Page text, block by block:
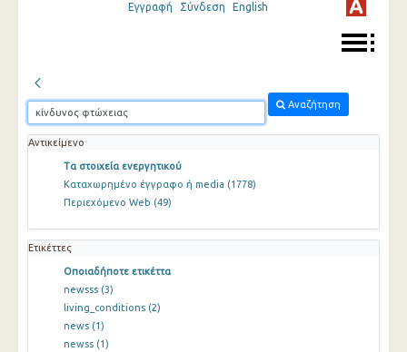
Εγγραφή Σύνδεση English
Αναζήτηση
Αντικείμενο
Τα στοιχεία ενεργητικού
Καταχωρημένο έγγραφο ή media (1778)
Περιεχόμενο Web (49)
Ετικέττες
Οποιαδήποτε ετικέττα
newsss (3)
living_conditions (2)
news (1)
newss (1)